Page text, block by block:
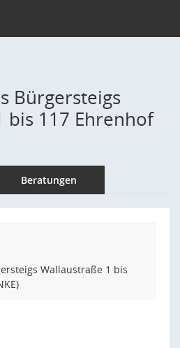
Bürgersteigs
bis 117 Ehrenhof
Beratungen
Wallaustraße 1 bis